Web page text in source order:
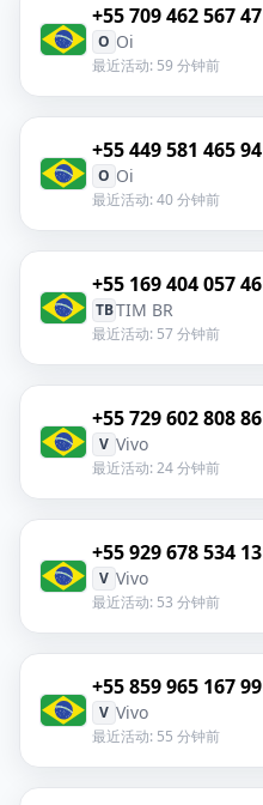
+55 709 462 567 47
O Oi
最近活动: 59 分钟前
+55 449 581 465 94
O Oi
最近活动: 40 分钟前
+55 169 404 057 46
TBTIM BR
最近活动: 57 分钟前
+55 729 602 808 86
V Vivo
最近活动: 24 分钟前
+55 929 678 534 13
V Vivo
最近活动: 53 分钟前
+55 859 965 167 99
V Vivo
最近活动: 55 分钟前